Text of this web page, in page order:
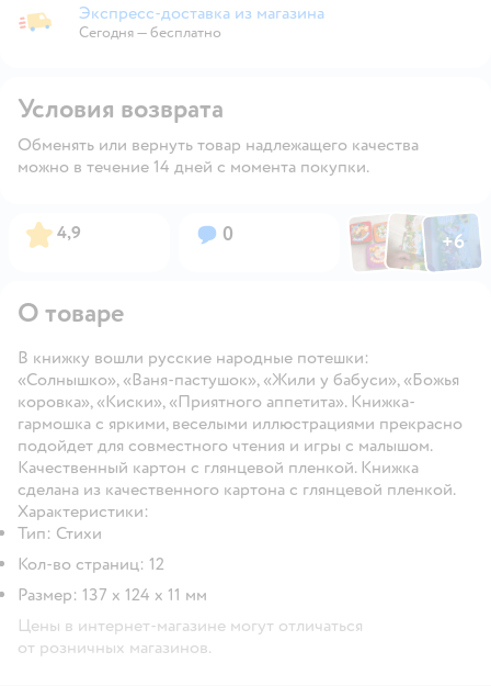
Экспресс-доставка из магазина
Экспресс-доставка из магазина
Сегодня—бесплатно
Условия возврата
Обменять или вернуть товар надлежащего качества
можно в течение 14 дней с момента покупки.
Рейтинг:
4,9 Вопросов:
0 ФотоФотоФото
+6
Открыть
О товаре
В книжку вошли русские народные потешки:
«Солнышко», «Ваня-пастушок», «Жили у бабуси», «Божья
коровка», «Киски», «Приятного аппетита». Книжка-
гармошка с яркими, веселыми иллюстрациями прекрасно
подойдет для совместного чтения и игры с малышом.
Качественный картон с глянцевой пленкой. Книжка
сделана из качественного картона с глянцевой пленкой.
Характеристики:
Тип: Стихи
Кол-во страниц: 12
Размер: 137 х 124 x 11 мм
Цены в интернет-магазине могут отличаться
от розничных магазинов.